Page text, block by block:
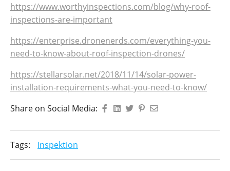
https://www.worthyinspections.com/blog/why-roof-
inspections-are-important
https://enterprise.dronenerds.com/everything-you-
need-to-know-about-roof-inspection-drones/
https://stellarsolar.net/2018/11/14/solar-power-
installation-requirements-what-you-need-to-know/
Share on Social Media:
Tags: Inspektion